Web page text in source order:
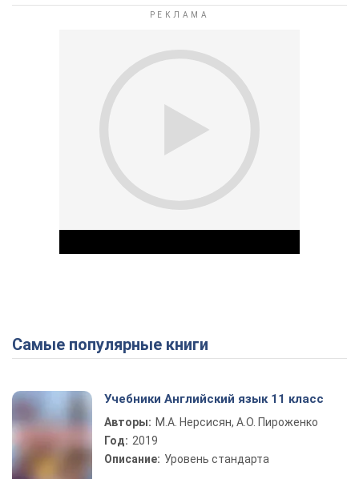
Play Video
Самые популярные книги
Учебники Английский язык 11 класс
Авторы: М.А. Нерсисян, А.О. Пироженко
Год: 2019
Описание: Уровень стандарта